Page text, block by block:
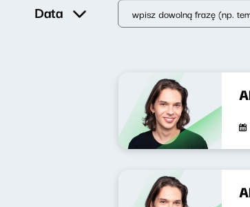
Data